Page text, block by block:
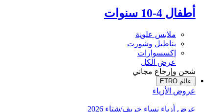
أطفال 4-10 سنوات
ملابس علوية
بناطيل وشورت
إكسسوارات
عرض الكل
شحن وإرجاع مجاني
عالم ETRO
عروض الأزياء
عرض أزياء نساء خريف/شتاء 2026